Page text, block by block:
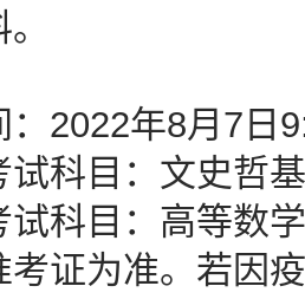
：2022年8月7日
试科目：文史哲
试科目：高等数
考证为准。若因